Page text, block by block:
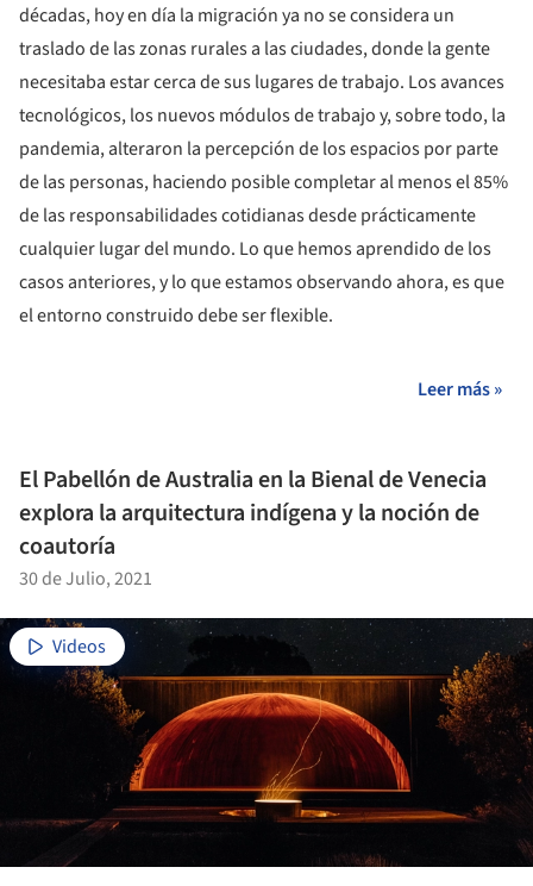
décadas, hoy en día la migración ya no se considera un
traslado de las zonas rurales a las ciudades, donde la gente
necesitaba estar cerca de sus lugares de trabajo. Los avances
tecnológicos, los nuevos módulos de trabajo y, sobre todo, la
pandemia, alteraron la percepción de los espacios por parte
de las personas, haciendo posible completar al menos el 85%
de las responsabilidades cotidianas desde prácticamente
cualquier lugar del mundo. Lo que hemos aprendido de los
casos anteriores, y lo que estamos observando ahora, es que
el entorno construido debe ser flexible.
Leer más »
El Pabellón de Australia en la Bienal de Venecia
explora la arquitectura indígena y la noción de
coautoría
30 de Julio, 2021
Videos